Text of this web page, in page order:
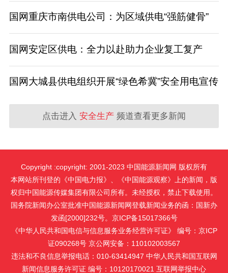
国网重庆市南供电公司：为区域供电“强筋健骨”
国网安定区供电：全力以赴助力企业复工复产
国网大城县供电组织开展“绿色希冀”安全用电宣传
点击进入 安全生产 频道查看更多新闻
Copyright :copyright: 2001-2023 中国能源新闻网 版权所有
本网站所刊登的《中国电力报》、《中国能源观察》上的新闻，版
权归中国能源传媒集团有限公司所有。未经授权，禁止下载使用。
国务院新闻办公室批准中国能源新闻网登载新闻业务的函：国新办
发函[2000]232号。京ICP备15017366号
《中华人民共和国电信与信息服务业务经营许可证》 编号：京ICP
证090268号 京公网安备：110102003567
违法和不良信息举报电话：010-63414947 中华人民共和国互联网
新闻信息服务许可证 编号：10120170021 互联网举报中心